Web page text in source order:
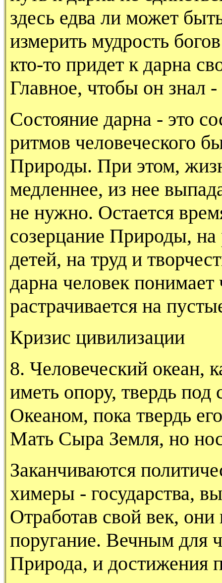
здесь едва ли может
измерить мудрость
кто-то придет к дарна
Главное, чтобы он знал -
Состояние дарна - это
ритмов чело­веческого
Природы. При этом,
медленнее, из нее
не нужно. Остается
созер­цание Природы,
детей, на труд и
дарна человек
растрачивается на
Кризис цивилизации
8. Человеческий океан,
иметь опору, твердь
Океаном, пока твердь
Мать Сыра Земля, но
Заканчиваются
химеры - государ­ства,
Отработав свой век,
поругание. Вечным для
Природа, и достижения